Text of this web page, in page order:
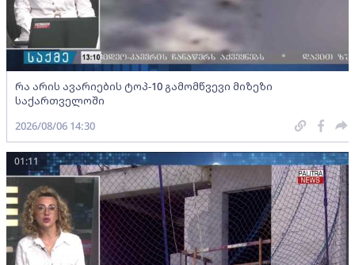
რა არის ავარიების ტოპ-10 გამომწვევი მიზეზი
საქართველოში
2026/08/06 14:30
01:11